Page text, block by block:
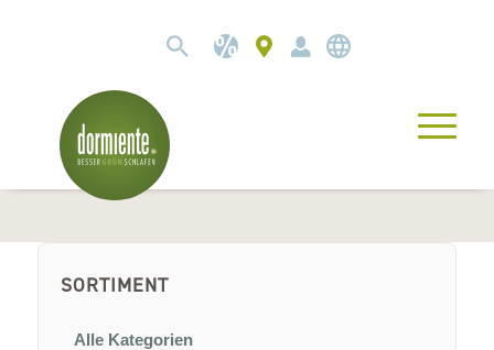
SORTIMENT
Alle Kategorien